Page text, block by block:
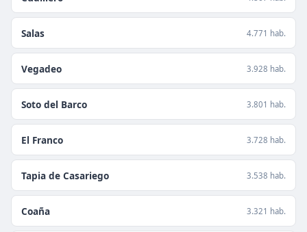
Salas 4.771 hab.
Vegadeo 3.928 hab.
Soto del Barco 3.801 hab.
El Franco 3.728 hab.
Tapia de Casariego 3.538 hab.
Coaña 3.321 hab.